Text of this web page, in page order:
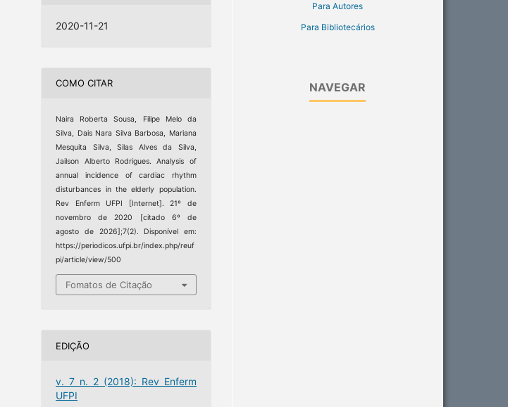
2020-11-21
COMO CITAR
Naira Roberta Sousa, Filipe Melo da
Silva, Dais Nara Silva Barbosa, Mariana
Mesquita Silva, Silas Alves da Silva,
Jailson Alberto Rodrigues. Analysis of
annual incidence of cardiac rhythm
disturbances in the elderly population.
Rev Enferm UFPI [Internet]. 21º de
novembro de 2020 [citado 6º de
agosto de 2026];7(2). Disponível em:
https://periodicos.ufpi.br/index.php/reuf
pi/article/view/500
Fomatos de Citação
EDIÇÃO
v. 7 n. 2 (2018): Rev Enferm
UFPI
Para Autores
Para Bibliotecários
NAVEGAR